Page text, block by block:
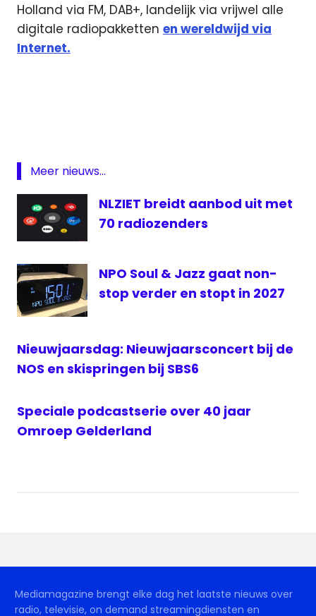
Holland via FM, DAB+, landelijk via vrijwel alle
digitale radiopakketten en wereldwijd via
Internet.
Beker
live
live
Beker
live
livestream
Beker
Omroep
Gelderland
Meer nieuws...
NLZIET breidt aanbod uit met
70 radiozenders
NPO Soul & Jazz gaat non-
stop verder en stopt in 2027
Nieuwjaarsdag: Nieuwjaarsconcert bij de
NOS en skispringen bij SBS6
Speciale podcastserie over 40 jaar
Omroep Gelderland
Mediamagazine brengt elke dag het laatste nieuws over
radio, televisie, on demand streamingdiensten en